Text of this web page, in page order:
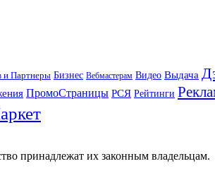
и Партнеры Бизнес Вебмастерам Видео Выдача
ПромоСтраницы РСЯ Рейтинги
принадлежат их законным владельцам.